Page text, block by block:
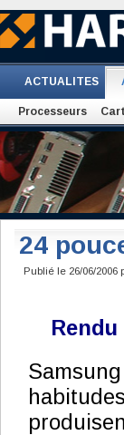
ACTUALITES
Processeurs
24
Publié le 26/06/2006